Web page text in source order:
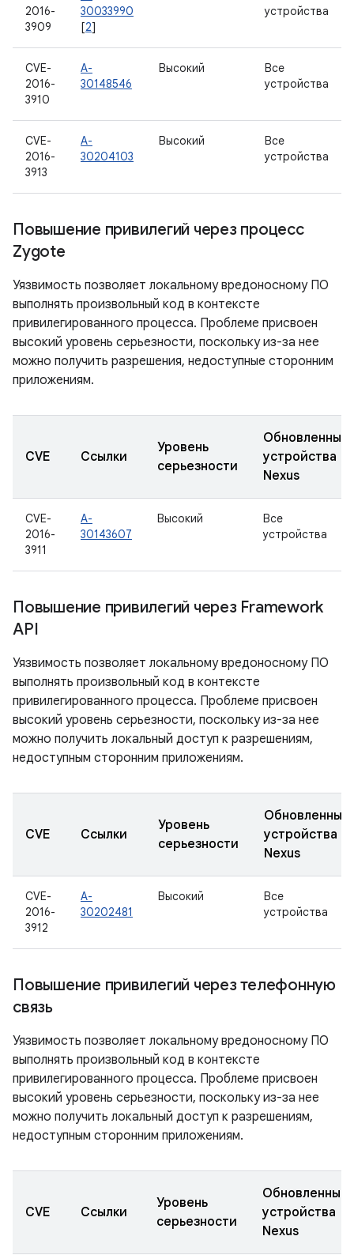
2016-
3909
30033990
[2]
устройства
CVE-
2016-
3910
A-
30148546
Высокий
Все
устройства
CVE-
2016-
3913
A-
30204103
Высокий
Все
устройства
Повышение привилегий через процесс
Zygote
Уязвимость позволяет локальному вредоносному ПО
выполнять произвольный код в контексте
привилегированного процесса. Проблеме присвоен
высокий уровень серьезности, поскольку из-за нее
можно получить разрешения, недоступные сторонним
приложениям.
CVE Ссылки
Уровень
серьезности
Обновленные
устройства
Nexus
CVE-
2016-
3911
A-
30143607
Высокий
Все
устройства
Повышение привилегий через Framework
API
Уязвимость позволяет локальному вредоносному ПО
выполнять произвольный код в контексте
привилегированного процесса. Проблеме присвоен
высокий уровень серьезности, поскольку из-за нее
можно получить локальный доступ к разрешениям,
недоступным сторонним приложениям.
CVE Ссылки
Уровень
серьезности
Обновленные
устройства
Nexus
CVE-
2016-
3912
A-
30202481
Высокий
Все
устройства
Повышение привилегий через телефонную
связь
Уязвимость позволяет локальному вредоносному ПО
выполнять произвольный код в контексте
привилегированного процесса. Проблеме присвоен
высокий уровень серьезности, поскольку из-за нее
можно получить локальный доступ к разрешениям,
недоступным сторонним приложениям.
CVE Ссылки
Уровень
серьезности
Обновленные
устройства
Nexus